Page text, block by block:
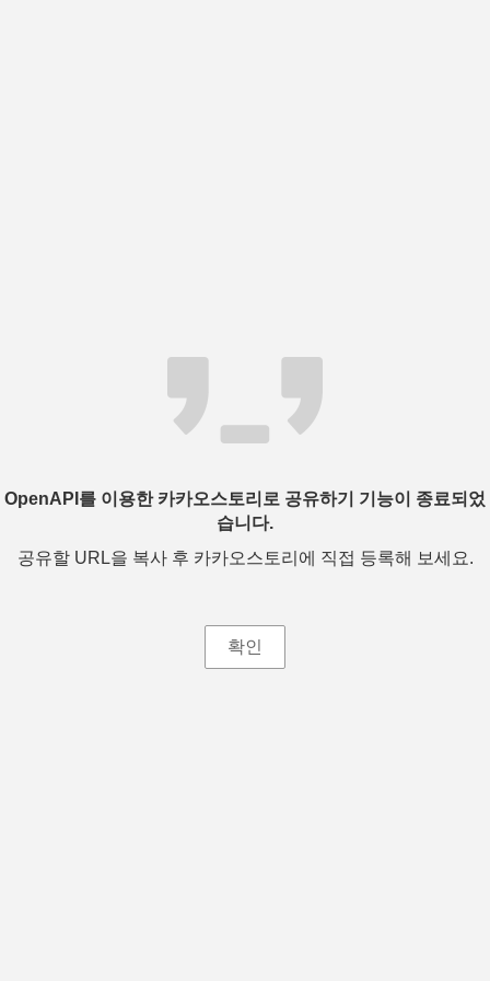
OpenAPI를 이용한 카카오스토리로 공유하기 기능이 종료되었
습니다.
공유할 URL을 복사 후 카카오스토리에 직접 등록해 보세요.
확인